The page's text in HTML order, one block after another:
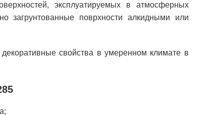
эксплуатируемых в атмосферных
загрунтованные поврхности алкидными или
свойства в умеренном климате в